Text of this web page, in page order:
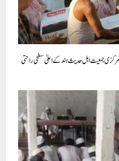
مرکزی جمعیت اہل حدیث ہند کے اعلیٰ سطحی راحتی